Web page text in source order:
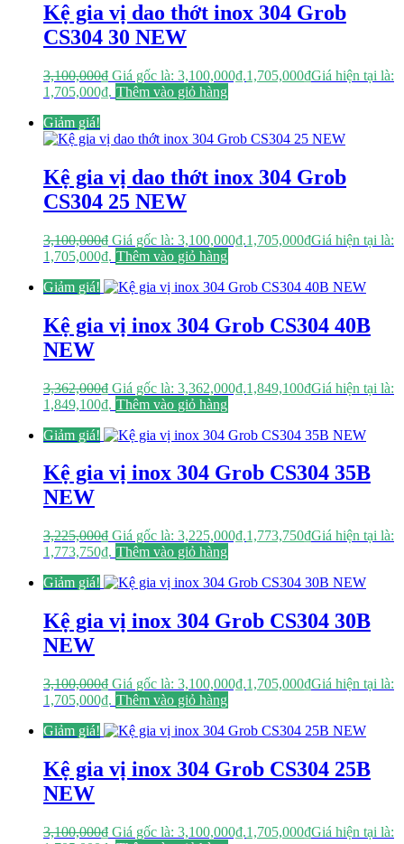
Kệ gia vị dao thớt inox 304 Grob
CS304 30 NEW
3,100,000₫ Giá gốc là: 3,100,000₫.1,705,000₫Giá hiện tại là:
1,705,000₫. Thêm vào giỏ hàng
Giảm giá!
Kệ gia vị dao thớt inox 304 Grob
CS304 25 NEW
3,100,000₫ Giá gốc là: 3,100,000₫.1,705,000₫Giá hiện tại là:
1,705,000₫. Thêm vào giỏ hàng
Giảm giá!
Kệ gia vị inox 304 Grob CS304 40B
NEW
3,362,000₫ Giá gốc là: 3,362,000₫.1,849,100₫Giá hiện tại là:
1,849,100₫. Thêm vào giỏ hàng
Giảm giá!
Kệ gia vị inox 304 Grob CS304 35B
NEW
3,225,000₫ Giá gốc là: 3,225,000₫.1,773,750₫Giá hiện tại là:
1,773,750₫. Thêm vào giỏ hàng
Giảm giá!
Kệ gia vị inox 304 Grob CS304 30B
NEW
3,100,000₫ Giá gốc là: 3,100,000₫.1,705,000₫Giá hiện tại là:
1,705,000₫. Thêm vào giỏ hàng
Giảm giá!
Kệ gia vị inox 304 Grob CS304 25B
NEW
3,100,000₫ Giá gốc là: 3,100,000₫.1,705,000₫Giá hiện tại là: